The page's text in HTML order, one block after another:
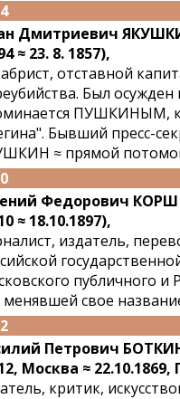
Дмитриевич
≈ 23. 8. 1857),
отставной
Был осужден
ПУШКИНЫМ,
Бывший пресс-
≈ прямой
Федорович КОРШ
≈ 18.10.1897),
издатель,
публичного и
менявшей свое
Петрович
Москва ≈ 22.10.1869,
критик,